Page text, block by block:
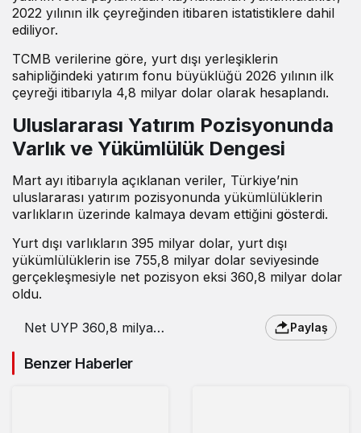
2022 yılının ilk çeyreğinden itibaren istatistiklere dahil
ediliyor.
TCMB verilerine göre, yurt dışı yerleşiklerin
sahipliğindeki yatırım fonu büyüklüğü 2026 yılının ilk
çeyreği itibarıyla 4,8 milyar dolar olarak hesaplandı.
Uluslararası Yatırım Pozisyonunda
Varlık ve Yükümlülük Dengesi
Mart ayı itibarıyla açıklanan veriler, Türkiye’nin
uluslararası yatırım pozisyonunda yükümlülüklerin
varlıkların üzerinde kalmaya devam ettiğini gösterdi.
Yurt dışı varlıkların 395 milyar dolar, yurt dışı
yükümlülüklerin ise 755,8 milyar dolar seviyesinde
gerçekleşmesiyle net pozisyon eksi 360,8 milyar dolar
oldu.
Net UYP 360,8 milyar
Paylaş
Benzer Haberler